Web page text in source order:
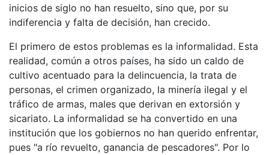
inicios de siglo no han resuelto, sino que, por su
indiferencia y falta de decisión, han crecido.
El primero de estos problemas es la informalidad. Esta
realidad, común a otros países, ha sido un caldo de
cultivo acentuado para la delincuencia, la trata de
personas, el crimen organizado, la minería ilegal y el
tráfico de armas, males que derivan en extorsión y
sicariato. La informalidad se ha convertido en una
institución que los gobiernos no han querido enfrentar,
pues "a río revuelto, ganancia de pescadores". Por lo